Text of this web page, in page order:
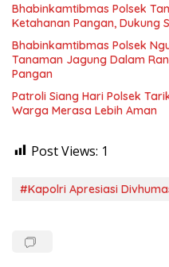
Bhabinkamtibmas Polsek
Ketahanan Pangan, Dukung
Bhabinkamtibmas Polsek
Tanaman Jagung Dalam
Pangan
Patroli Siang Hari Polsek
Warga Merasa Lebih Aman
Post Views: 1
#Kapolri Apresiasi